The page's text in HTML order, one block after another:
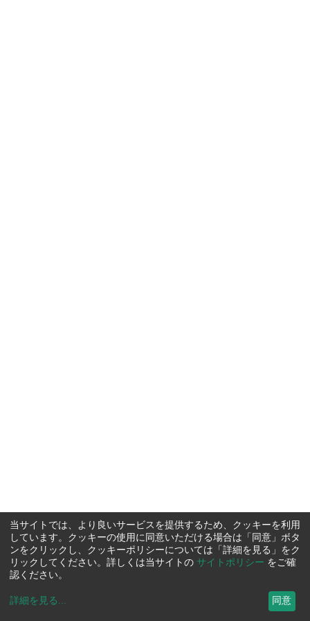
当サイトでは、より良いサービスを提供するため、クッキーを利用
しています。クッキーの使用に同意いただける場合は「同意」ボタ
ンをクリックし、クッキーポリシーについては「詳細を見る」をク
リックしてください。詳しくは当サイトの サイトポリシー をご確
認ください。
詳細を見る ... 同意